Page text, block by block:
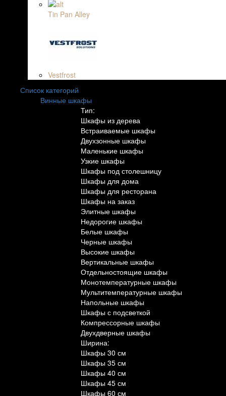
Tin Pan Alley
Vestfrost
Список категорий
Винные шкафы
Тип:
Шкафы из дерева
Встраиваемые шкафы
Двухзонные шкафы
Маленькие шкафы
Узкие шкафы
Шкафы под столешницу
Шкафы для дома
Шкафы для ресторана
Шкафы на заказ
Элитные шкафы
Недорогие шкафы
Белые шкафы
Черные шкафы
Высокие шкафы
Вертикальные шкафы
Отдельностоящие шкафы
Монотемпературные шкафы
Мультитемпературные шкафы
Напольные шкафы
Шкафы с подсветкой
Компрессорные шкафы
Двухдверные шкафы
Ширина:
Шкафы 30 см
Шкафы 35 см
Шкафы 40 см
Шкафы 45 см
Шкафы 60 см